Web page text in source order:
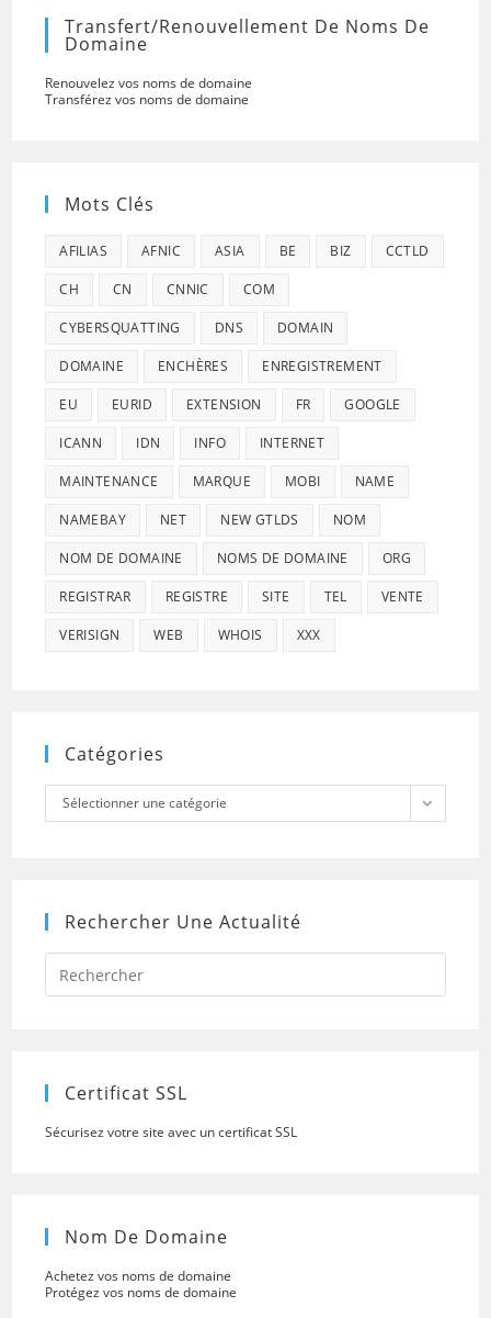
Transfert/renouvellement De Noms De
Domaine
Renouvelez vos noms de domaine
Transférez vos noms de domaine
Mots Clés
AFILIAS AFNIC ASIA BE BIZ CCTLD
CH CN CNNIC COM
CYBERSQUATTING DNS DOMAIN
DOMAINE ENCHÈRES ENREGISTREMENT
EU EURID EXTENSION FR GOOGLE
ICANN IDN INFO INTERNET
MAINTENANCE MARQUE MOBI NAME
NAMEBAY NET NEW GTLDS NOM
NOM DE DOMAINE NOMS DE DOMAINE ORG
REGISTRAR REGISTRE SITE TEL VENTE
VERISIGN WEB WHOIS XXX
Catégories
Catégories
Sélectionner une catégorie
Rechercher Une Actualité
Press
to
Certificat SSL
Sécurisez votre site avec un certificat SSL
Nom De Domaine
Achetez vos noms de domaine
Protégez vos noms de domaine